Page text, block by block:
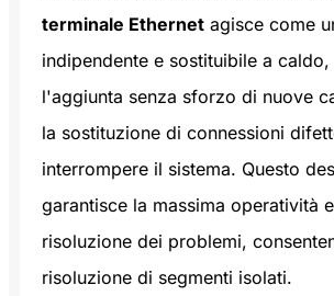
terminale Ethernet agisce come
indipendente e sostituibile a
l'aggiunta senza sforzo di nuove
la sostituzione di connessioni
interrompere il sistema. Questo
garantisce la massima operatività
risoluzione dei problemi,
risoluzione di segmenti isolati.